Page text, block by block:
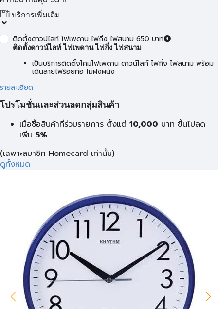
บริการเพิ่มเติม
ติดตั้งดาวน์ไลท์ ไฟเพดาน ไฟกิ่ง ไฟสนาม 650 บาท
ติดตั้งดาวน์ไลท์ ไฟเพดาน ไฟกิ่ง ไฟสนาม
เป็นบริการติดตั้งโคมไฟเพดาน ดาวน์ไลท์ ไฟกิ่ง ไฟสนาม พร้อม
เดินสายไฟร้อยท่อ ไม่ฝังผนัง
รายละเอียด
โปรโมชั่นและส่วนลดกลุ่มสินค้า
เมื่อซื้อสินค้าที่ร่วมรายการ ตั้งแต่ 10,000 บาท ขึ้นไปลด
เพิ่ม 5%
(เฉพาะสมาชิก Homecard เท่านั้น)
ดูทั้งหมด